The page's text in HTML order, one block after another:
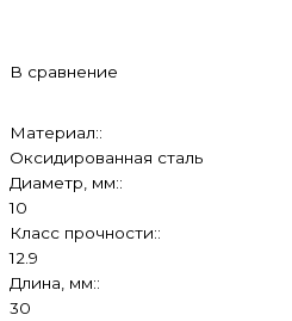
В сравнение
Материал::
Оксидированная сталь
Диаметр, мм::
10
Класс прочности::
12.9
Длина, мм::
30